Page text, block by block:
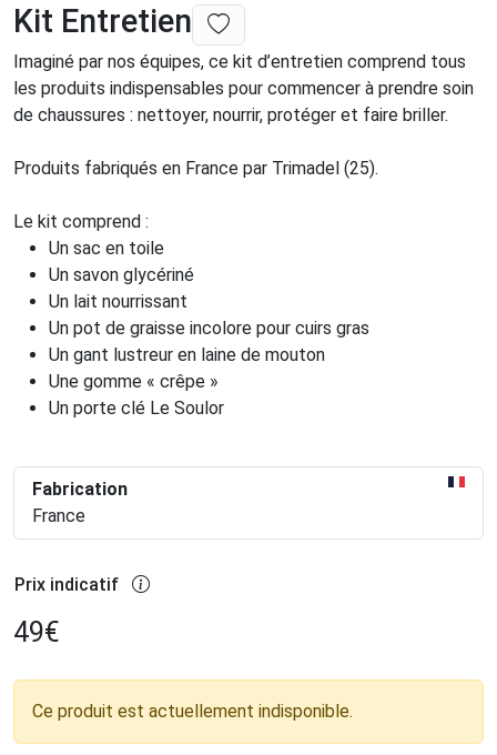
Kit Entretien
Imaginé par nos équipes, ce kit d’entretien comprend tous
les produits indispensables pour commencer à prendre soin
de chaussures : nettoyer, nourrir, protéger et faire briller.
Produits fabriqués en France par Trimadel (25).
Le kit comprend :
Un sac en toile
Un savon glycériné
Un lait nourrissant
Un pot de graisse incolore pour cuirs gras
Un gant lustreur en laine de mouton
Une gomme « crêpe »
Un porte clé Le Soulor
Fabrication
France
Prix indicatif
49€
Ce produit est actuellement indisponible.